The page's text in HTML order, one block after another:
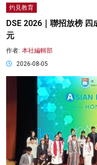
灼見教育
DSE 2026｜聯招放榜
元
作者: 本社編輯部
2026-08-05